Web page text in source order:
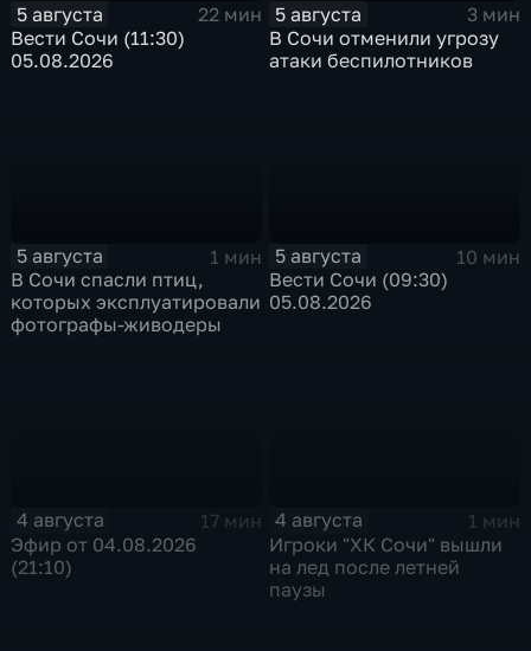
5 августа
22 мин
Вести Сочи (11:30)
05.08.2026
5 августа
3 мин
В Сочи отменили угрозу
атаки беспилотников
5 августа
1 мин
В Сочи спасли птиц,
которых эксплуатировали
фотографы-живодеры
5 августа
10 мин
Вести Сочи (09:30)
05.08.2026
4 августа
17 мин
Эфир от 04.08.2026
(21:10)
4 августа
1 мин
Игроки "ХК Сочи" вышли
на лед после летней
паузы